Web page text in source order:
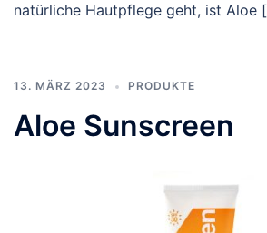
natürliche Hautpflege geht, ist Aloe
13. MÄRZ 2023 PRODUKTE
Aloe Sunscreen